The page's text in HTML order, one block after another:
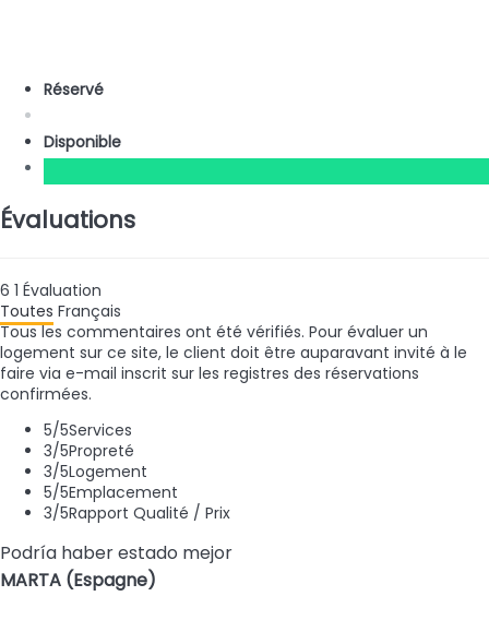
Réservé
Disponible
Évaluations
6 1 Évaluation
Toutes Français
Tous les commentaires ont été vérifiés. Pour évaluer un
logement sur ce site, le client doit être auparavant invité à le
faire via e-mail inscrit sur les registres des réservations
confirmées.
5/5Services
3/5Propreté
3/5Logement
5/5Emplacement
3/5Rapport Qualité / Prix
Podría haber estado mejor
MARTA (Espagne)